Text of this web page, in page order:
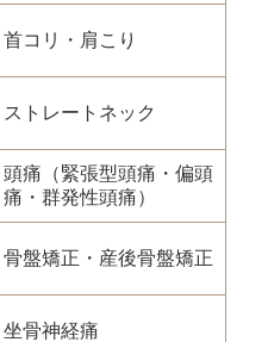
首コリ・肩こり
ストレートネック
頭痛（緊張型頭痛・偏頭
痛・群発性頭痛）
骨盤矯正・産後骨盤矯正
坐骨神経痛